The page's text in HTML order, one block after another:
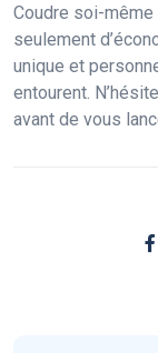
Coudre soi-
seulement
unique et
entourent.
avant de vous